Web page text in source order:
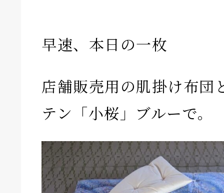
早速、本日の一枚
店舗販売用の肌掛け布団
テン「小桜」ブルーで。